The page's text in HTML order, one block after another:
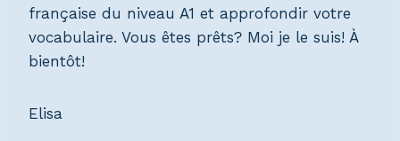
française du niveau A1 et approfondir votre
vocabulaire. Vous êtes prêts? Moi je le suis! À
bientôt!
Elisa